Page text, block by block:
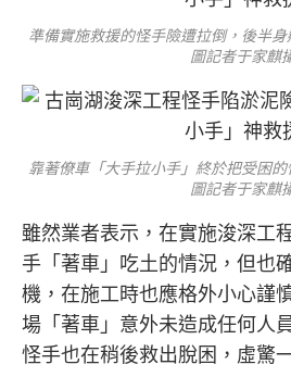
準備實施救援的怪手險遭拉倒，後半
圖記者于家麒
靠著僚車「大手拉小手」終於把受困
圖記者于家麒
雖然業者表示，在實施浚深工
手「著車」吃土的情況，但也
機，在施工時也應格外小心謹
場「著車」意外未造成任何人
怪手也在稍後救出脫困，虛驚